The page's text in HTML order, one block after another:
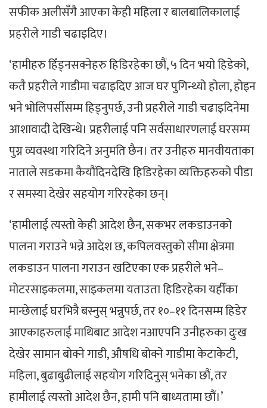
सफीक अलीसँगै आएका केही महिला र बालबालिकालाई
प्रहरीले गाडी चढाइदिए।
‘हामीहरु हिँड्नसक्नेहरु हिडिरहेका छौं, ५ दिन भयो हिडेको,
कतै प्रहरीले गाडीमा चढाइदिए आज घर पुगिन्थ्यो होला, होइन
भने भोलिपर्सीसम्म हिड्नुपर्छ, उनी प्रहरीले गाडी चढाइदिनेमा
आशावादी देखिन्थे। प्रहरीलाई पनि सर्वसाधारणलाई घरसम्म
पुग्न व्यवस्था गरिदिने अनुमति छैन। तर उनीहरु मानवीयताका
नाताले सडकमा कैयौंदिनदेखि हिडिरहेका व्यक्तिहरुको पीडा
र समस्या देखेर सहयोग गरिरहेका छन्।
‘हामीलाई त्यस्तो केही आदेश छैन, सकभर लकडाउनको
पालना गराउने भन्ने आदेश छ, कपिलवस्तुको सीमा क्षेत्रमा
लकडाउन पालना गराउन खटिएका एक प्रहरीले भने–
मोटरसाइकलमा, साइकलमा यताउता हिडिरहेका यहीँका
मान्छेलाई घरभित्रै बस्नुस् भन्नुपर्छ, तर १०–११ दिनसम्म हिडेर
आएकाहरुलाई माथिबाट आदेश नआएपनि उनीहरुका दुःख
देखेर सामान बोक्ने गाडी, औषधि बोक्ने गाडीमा केटाकेटी,
महिला, बुढाबुढीलाई सहयोग गरिदिनुस् भनेका छौं, तर
हामीलाई त्यस्तो आदेश छैन, हामी पनि बाध्यतामा छौं।’